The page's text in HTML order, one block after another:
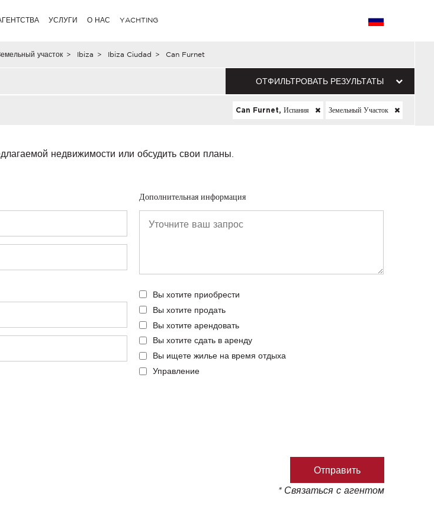
УСЛУГИ О НАС YACHTING
участок > Ibiza > Ibiza Ciudad > Can Furnet
ОТФИЛЬТРОВАТЬ РЕЗУЛЬТАТЫ
Can Furnet, Испания Земельный Участок
недвижимости или обсудить свои планы.
Дополнительная информация
Вы хотите приобрести
Вы хотите продать
Вы хотите арендовать
Вы хотите сдать в аренду
Вы ищете жилье на время отдыха
Управление
* Связаться с агентом